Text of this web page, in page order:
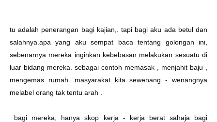
tu adalah penerangan bagi kajian,. tapi bagi aku ada betul dan
salahnya.apa yang aku sempat baca tentang golongan ini,
sebenarnya mereka inginkan kebebasan melakukan sesuatu di
luar bidang mereka. sebagai contoh memasak , menjahit baju ,
mengemas rumah. masyarakat kita sewenang - wenangnya
melabel orang tak tentu arah .
bagi mereka, hanya skop kerja - kerja berat sahaja bagi